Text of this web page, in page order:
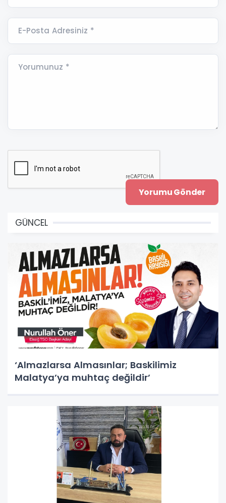
E-Posta Adresiniz *
Yorumunuz *
GÜNCEL
‘Almazlarsa Almasınlar; Baskilimiz
Malatya’ya muhtaç değildir’